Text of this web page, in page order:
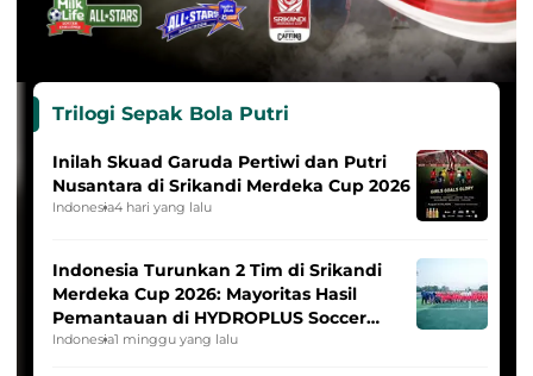
Trilogi Sepak Bola Putri
Inilah Skuad Garuda Pertiwi dan Putri
Nusantara di Srikandi Merdeka Cup 2026
Indonesia4 hari yang lalu
Indonesia Turunkan 2 Tim di Srikandi
Merdeka Cup 2026: Mayoritas Hasil
Pemantauan di HYDROPLUS Soccer
League
Indonesia1 minggu yang lalu